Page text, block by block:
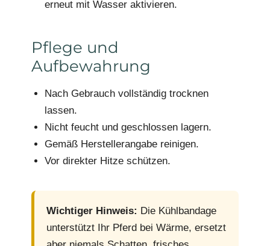
erneut mit Wasser aktivieren.
Pflege und
Aufbewahrung
Nach Gebrauch vollständig trocknen
lassen.
Nicht feucht und geschlossen lagern.
Gemäß Herstellerangabe reinigen.
Vor direkter Hitze schützen.
Wichtiger Hinweis: Die Kühlbandage
unterstützt Ihr Pferd bei Wärme, ersetzt